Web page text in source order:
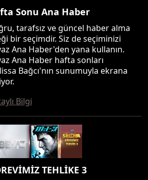
Sonu Ana Haber
tarafsız ve güncel haber alma
bir seçimdir. Siz de seçiminizi
Ana Haber'den yana kullanın.
Ana Haber hafta sonları
Bağcı'nın sunumuyla ekrana
Bilgi
TEHLİKE 3